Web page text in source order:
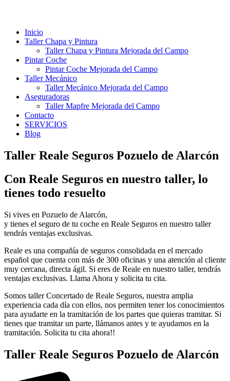
Inicio
Taller Chapa y Pintura
Taller Chapa y Pintura Mejorada del Campo
Pintar Coche
Pintar Coche Mejorada del Campo
Taller Mecánico
Taller Mecánico Mejorada del Campo
Aseguradoras
Taller Mapfre Mejorada del Campo
Contacto
SERVICIOS
Blog
Taller Reale Seguros Pozuelo de Alarcón
Con Reale Seguros en nuestro taller, lo
tienes todo resuelto
Si vives en Pozuelo de Alarcón,
y tienes el seguro de tu coche en Reale Seguros en nuestro taller
tendrás ventajas exclusivas.
Reale es una compañía de seguros consolidada en el mercado
español que cuenta con más de 300 oficinas y una atención al cliente
muy cercana, directa ágil. Si eres de Reale en nuestro taller, tendrás
ventajas exclusivas. Llama Ahora y solicita tu cita.
Somos taller Concertado de Reale Seguros, nuestra amplia
experiencia cada día con ellos, nos permiten tener los conocimientos
para ayudarte en la tramitación de los partes que quieras tramitar. Si
tienes que tramitar un parte, llámanos antes y te ayudamos en la
tramitación. Solicita tu cita ahora!!
Taller Reale Seguros Pozuelo de Alarcón